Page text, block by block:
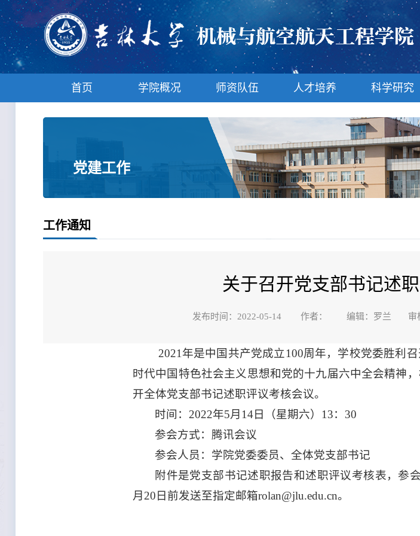
首页 学院概况 师资队伍 人才培养 科学研究
党建工作
工作通知
关于召开党支部书记述
发布时间：2022-05-14 作者： 编辑：罗兰 审
2021年是中国共产党成立100周年，学校党委胜利
时代中国特色社会主义思想和党的十九届六中全会精神
开全体党支部书记述职评议考核会议。
时间：2022年5月14日（星期六）13：30
参会方式：腾讯会议
参会人员：学院党委委员、全体党支部书记
附件是党支部书记述职报告和述职评议考核表，参
月20日前发送至指定邮箱rolan@jlu.edu.cn。